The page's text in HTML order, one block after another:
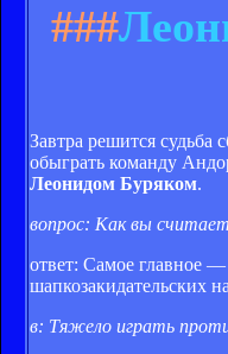
###
Завтра решится
обыграть команду
Леонидом Буряком.
вопрос: Как вы
ответ: Самое главное —
шапкозакидательских
в: Тяжело играть